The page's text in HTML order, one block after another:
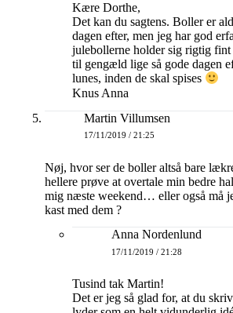
Kære Dorthe,
Det kan du sagtens. Boller er
dagen efter, men jeg har god
julebollerne holder sig rigtig
til gengæld lige så gode dagen
lunes, inden de skal spises
Knus Anna
Martin Villumsen
17/11/2019 / 21:25
Nøj, hvor ser de boller altså bare
hellere prøve at overtale min bedre
mig næste weekend… eller også må
kast med dem ?
Anna Nordenlund
17/11/2019 / 21:28
Tusind tak Martin!
Det er jeg så glad for, at du